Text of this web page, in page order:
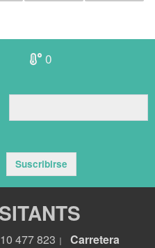
0
Suscribirse
477 823
Carretera